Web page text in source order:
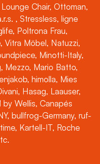
Chair, Ottoman,
, Stressless, ligne
Poltrona Frau,
Vitra Möbel, Natuzzi,
Minotti-Italy,
Mezzo, Mario Batto,
himolla, Mies
Hasag, Laauser,
Wellis, Canapés
bullfrog-Germany, ruf-
Kartell-IT, Roche